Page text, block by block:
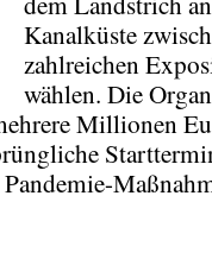
Kanalküste
zahlreichen
wählen. Die
Millionen